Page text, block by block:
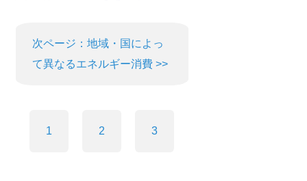
次ページ：地域・国によっ
て異なるエネルギー消費 >>
1 2 3